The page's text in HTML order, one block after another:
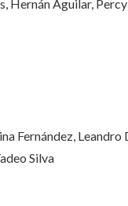
Hernán Aguilar,
Fernández,
Silva